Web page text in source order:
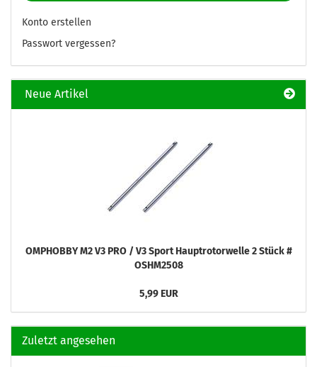
Konto erstellen
Passwort vergessen?
Neue Artikel
OMPHOBBY M2 V3 PRO / V3 Sport Hauptrotorwelle 2 Stück #
OSHM2508
5,99 EUR
Zuletzt angesehen